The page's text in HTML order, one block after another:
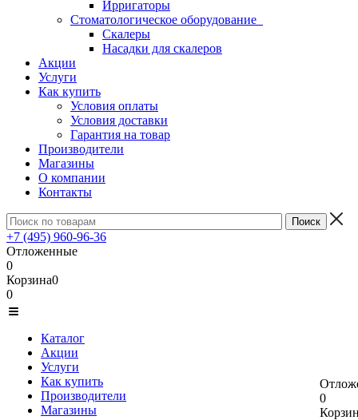
Ирригаторы
Стоматологическое оборудование
Скалеры
Насадки для скалеров
Акции
Услуги
Как купить
Условия оплаты
Условия доставки
Гарантия на товар
Производители
Магазины
О компании
Контакты
+7 (495) 960-96-36
Отложенные
0
Корзина0
0
Каталог
Акции
Услуги
Как купить
Производители
Магазины
0